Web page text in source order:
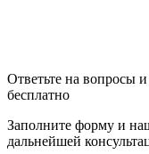
Ответьте на вопросы
бесплатно
Заполните форму и
дальнейшей